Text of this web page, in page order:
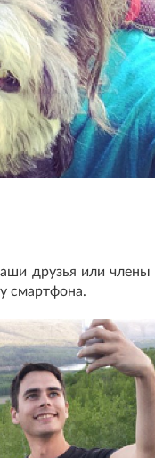
друзья или члены
смартфона.